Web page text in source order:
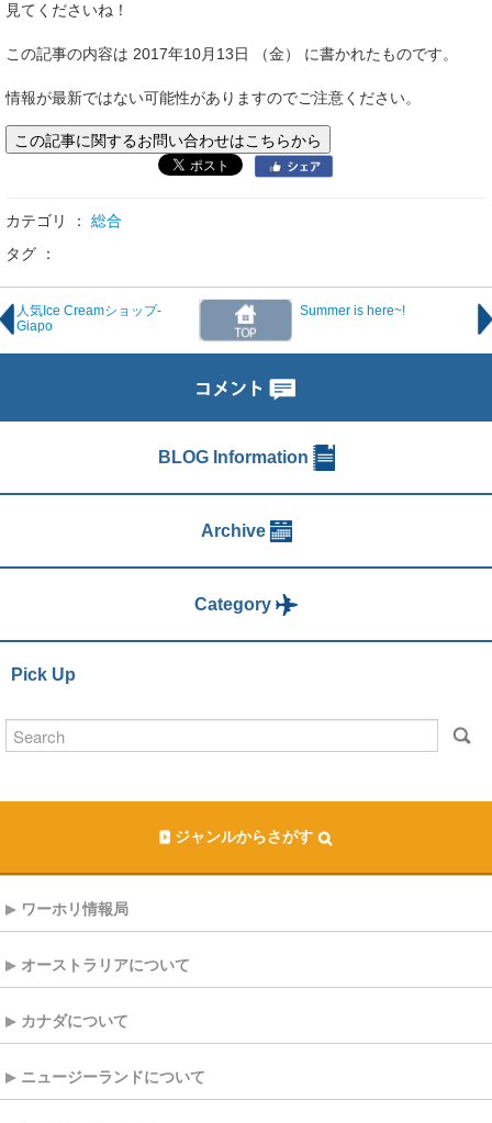
見てくださいね！
この記事の内容は 2017年10月13日 （金） に書かれたものです。
情報が最新ではない可能性がありますのでご注意ください。
この記事に関するお問い合わせはこちらから
カテゴリ ： 総合
タグ ：
人気Ice Creamショップ-
Giapo
Summer is here~!
BLOG Information
Archive
Category
Pick Up
ジャンルからさがす
ワーホリ情報局
オーストラリアについて
カナダについて
ニュージーランドについて